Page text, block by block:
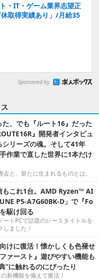
・IT・ゲーム業界志望正
取得実績あり」/月給35
Sponsored by
、でも『ルート16』だった
』開発者インタビュ
リーズの魂。そして41年
作業で直した世界に1本だけ
と、新たに生まれるものとは。
もこれ1台。AMD Ryzen™ AI
P5-A7G60BK-D」で『Fo
駆け回る
トPCで話題のレースタイトルを
ました！
けに復活！懐かしくも色褪せ
ァースト』遊びやすい機能も
”に触れるのにぴったり
新機能を備えて復活！